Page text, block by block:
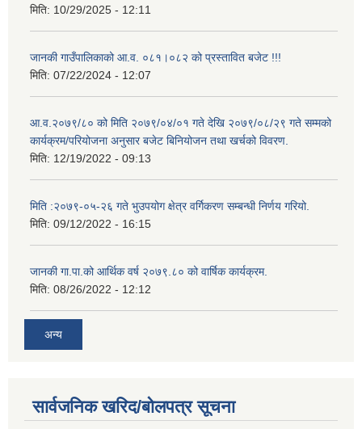
मिति: 10/29/2025 - 12:11
जानकी गाउँपालिकाको आ.व. ०८१।०८२ को प्रस्तावित बजेट !!!
मिति: 07/22/2024 - 12:07
आ.व.२०७९/८० को मिति २०७९/०४/०१ गते देखि २०७९/०८/२९ गते सम्मको
कार्यक्रम/परियोजना अनुसार बजेट बिनियोजन तथा खर्चको विवरण.
मिति: 12/19/2022 - 09:13
मिति :२०७९-०५-२६ गते भुउपयोग क्षेत्र वर्गिकरण सम्बन्धी निर्णय गरियो.
मिति: 09/12/2022 - 16:15
जानकी गा.पा.को आर्थिक वर्ष २०७९.८० को वार्षिक कार्यक्रम.
मिति: 08/26/2022 - 12:12
अन्य
सार्वजनिक खरिद/बोलपत्र सूचना